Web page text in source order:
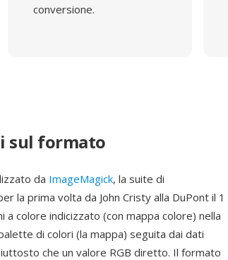
conversione.
sul formato
da ImageMagick, la suite di
la prima volta da John Cristy alla DuPont il 1
colore indicizzato (con mappa colore) nella
di colori (la mappa) seguita dai dati
che un valore RGB diretto. Il formato